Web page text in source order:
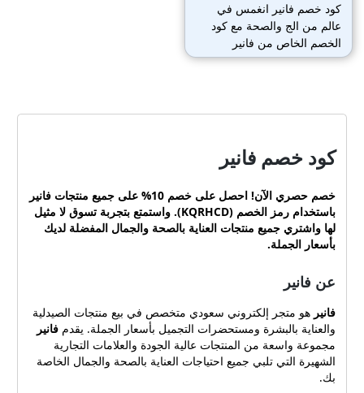
كود خصم فانير انغمس في
عالم من الج والصحة مع كود
الخصم الخاص من فانير
(KQRHCD). يقدم فانير،
منتجات الصيدلية والعناية
بسعر الجملة، مما يتيح لك
الاستفادة من منتجات عالية
كوبونات متجر ڤانير كوبون: كود
خصم فانير رمز الخصم:
KQRHCD توفر هذه الكوبونات
خصومات وعروض حصرية
المنتجات والخدمات من متجر
الخصم هذه عند تسجيل
المغادرة لتطبيق الخصم على
إجمالي مبلغ الطلب. موقع
الكوبونات تقدم منصة كوبونات
مشهورة مجموعة واسعة من
كود خصم فانير
خصم حصري الآن! احصل على خصم 10% على جميع منتجات
فانير
باستخدام رمز الخصم ( KQRHCD). واستمتع بتجربة تسوق لا مثيل
لها واشتري جميع منتجات العناية بالصحة والجمال المفضلة لديك
بأسعار الجملة.
عن فانير
فانيرهو متجر إلكتروني سعودي متخصص في بيع منتجات الصيدلية
والعناية بالبشرة ومستحضرات التجميل بأسعار الجملة. يقدمفانير
مجموعة واسعة من المنتجات عالية الجودة والعلامات التجارية
الشهيرة التي تلبي جميع احتياجات العناية بالصحة والجمال الخاصة
بك.